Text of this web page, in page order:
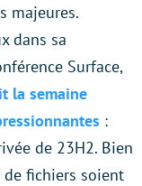
majeures.
dans sa
Surface,
la semaine
:
de 23H2. Bien
fichiers soient